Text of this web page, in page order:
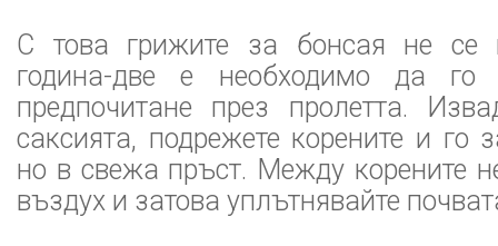
С това грижите за бонсая не се
година-две е необходимо да го
предпочитане през пролетта.
саксията, подрежете корените и го
но в свежа пръст. Между корените
въздух и затова уплътнявайте